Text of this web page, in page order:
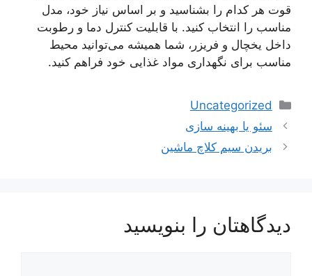
قوت هر کدام را بشناسید و بر اساس نیاز خود، مدل
مناسب را انتخاب کنید. با قابلیت کنترل دما و رطوبت
داخل یخچال و فریزر، شما همیشه می‌توانید محیط
مناسب برای نگهداری مواد غذایی خود فراهم کنید.
دسته‌ها
Uncategorized
ناوبری
نوشته‌ها
سئو یا بهینه سازی
بریدن سیم کلاچ ماشین
دیدگاهتان را بنویسید